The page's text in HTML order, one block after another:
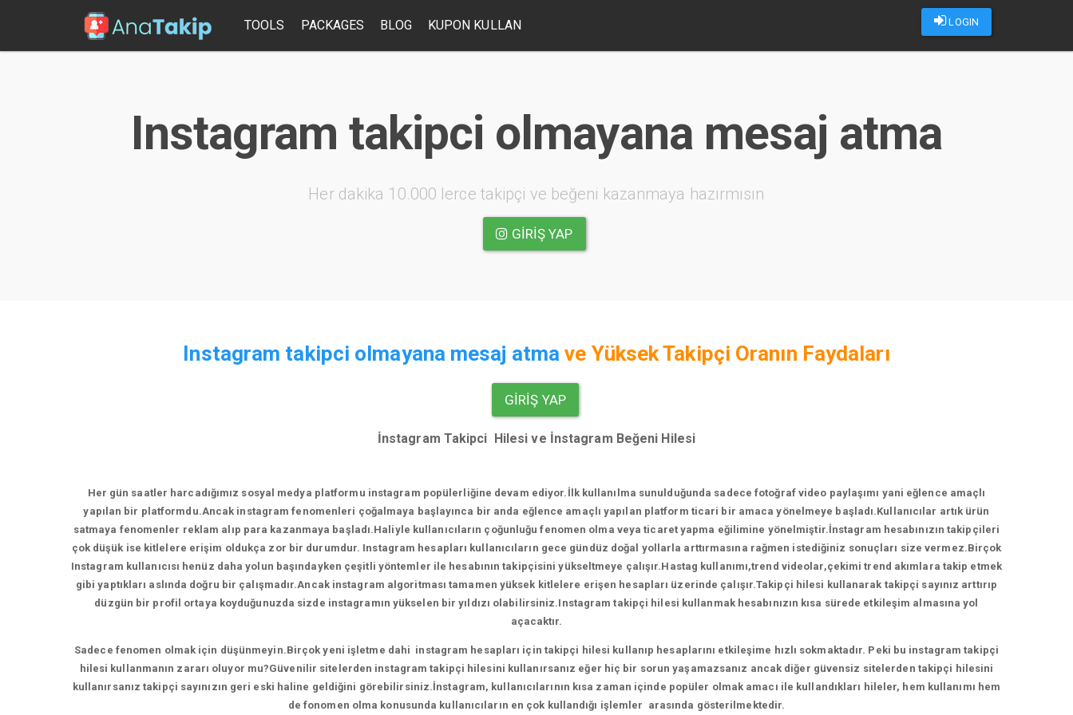
LOGIN
TOOLS PACKAGES BLOG KUPON KULLAN
Instagram takipci olmayana mesaj atma
Her dakika 10.000 lerce takipçi ve beğeni kazanmaya hazırmısın
GIRIŞ YAP
Instagram takipci olmayana mesaj atma ve Yüksek Takipçi Oranın Faydaları
GIRIŞ YAP
İnstagram Takipci Hilesi ve İnstagram Beğeni Hilesi
Her gün saatler harcadığımız sosyal medya platformu instagram popülerliğine devam ediyor. İlk kullanılma sunulduğunda sadece fotoğraf video paylaşımı yani eğlence amaçlı
yapılan bir platformdu.Ancak instagram fenomenleri çoğalmaya başlayınca bir anda eğlence amaçlı yapılan platform ticari bir amaca yönelmeye başladı.Kullanıcılar artık ürün
satmaya fenomenler reklam alıp para kazanmaya başladı.Haliyle kullanıcıların çoğunluğu fenomen olma veya ticaret yapma eğilimine yönelmiştir.İnstagram hesabınızın takipçileri
çok düşük ise kitlelere erişim oldukça zor bir durumdur. Instagram hesapları kullanıcıların gece gündüz doğal yollarla arttırmasına rağmen istediğiniz sonuçları size vermez.Birçok
Instagram kullanıcısı henüz daha yolun başındayken çeşitli yöntemler ile hesabının takipçisini yükseltmeye çalışır.Hastag kullanımı,trend videolar,çekimi trend akımlara takip etmek
gibi yaptıkları aslında doğru bir çalışmadır.Ancak instagram algoritması tamamen yüksek kitlelere erişen hesapları üzerinde çalışır.Takipçi hilesi kullanarak takipçi sayınız arttırıp
düzgün bir profil ortaya koyduğunuzda sizde instagramın yükselen bir yıldızı olabilirsiniz.Instagram takipçi hilesi kullanmak hesabınızın kısa sürede etkileşim almasına yol
açacaktır.
Sadece fenomen olmak için düşünmeyin.Birçok yeni işletme dahi instagram hesapları için takipçi hilesi kullanıp hesaplarını etkileşime hızlı sokmaktadır. Peki bu instagram takipçi
hilesi kullanmanın zararı oluyor mu?Güvenilir sitelerden instagram takipçi hilesini kullanırsanız eğer hiç bir sorun yaşamazsanız ancak diğer güvensiz sitelerden takipçi hilesini
kullanırsanız takipçi sayınızın geri eski haline geldiğini görebilirsiniz.İnstagram, kullanıcılarının kısa zaman içinde popüler olmak amacı ile kullandıkları hileler, hem kullanımı hem
de fonomen olma konusunda kullanıcıların en çok kullandığı işlemler arasında gösterilmektedir.